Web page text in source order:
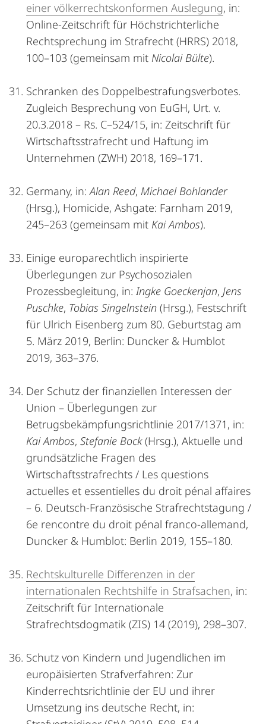
einer völkerrechtskonformen Auslegung, in:
Online-Zeitschrift für Höchstrichterliche
Rechtsprechung im Strafrecht (HRRS) 2018,
100–103 (gemeinsam mit Nicolai Bülte).
Schranken des Doppelbestrafungsverbotes.
Zugleich Besprechung von EuGH, Urt. v.
20.3.2018 – Rs. C–524/15, in: Zeitschrift für
Wirtschaftsstrafrecht und Haftung im
Unternehmen (ZWH) 2018, 169–171.
Germany, in:Alan Reed, Michael Bohlander
(Hrsg.), Homicide, Ashgate: Farnham 2019,
245–263 (gemeinsam mit Kai Ambos).
Einige europarechtlich inspirierte
Überlegungen zur Psychosozialen
Prozessbegleitung, in: Ingke Goeckenjan, Jens
Puschke, Tobias Singelnstein (Hrsg.), Festschrift
für Ulrich Eisenberg zum 80. Geburtstag am
5. März 2019, Berlin: Duncker & Humblot
2019, 363–376.
Der Schutz der finanziellen Interessen der
Union – Überlegungen zur
Betrugsbekämpfungsrichtlinie 2017/1371, in:
Kai Ambos, Stefanie Bock(Hrsg.), Aktuelle und
grundsätzliche Fragen des
Wirtschaftsstrafrechts / Les questions
actuelles et essentielles du droit pénal affaires
– 6. Deutsch-Französische Strafrechtstagung /
6e rencontre du droit pénal franco-allemand,
Duncker & Humblot: Berlin 2019, 155–180.
Rechtskulturelle Differenzen in der
internationalen Rechtshilfe in Strafsachen, in:
Zeitschrift für Internationale
Strafrechtsdogmatik (ZIS) 14 (2019), 298–307.
Schutz von Kindern und Jugendlichen im
europäisierten Strafverfahren: Zur
Kinderrechtsrichtlinie der EU und ihrer
Umsetzung ins deutsche Recht, in: